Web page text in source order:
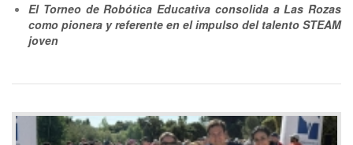
El Torneo de Robótica Educativa consolida a Las Rozas
como pionera y referente en el impulso del talento STEAM
joven